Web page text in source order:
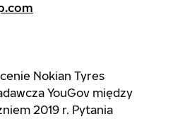
Nokian Tyres
YouGov między
2019 r. Pytania